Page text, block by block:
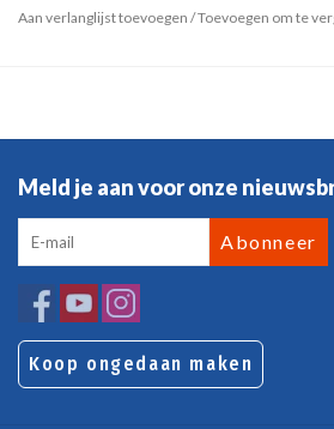
Aan verlanglijst toevoegen /Toevoegen om te
Meld je aan voor onze
Abonneer
Koop ongedaan maken